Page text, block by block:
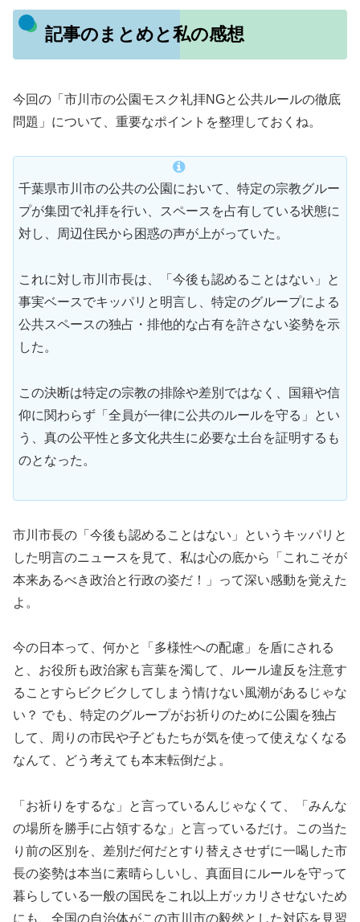
記事のまとめと私の感想
今回の「市川市の公園モスク礼拝NGと公共ルールの徹底
問題」について、重要なポイントを整理しておくね。
千葉県市川市の公共の公園において、特定の宗教グルー
プが集団で礼拝を行い、スペースを占有している状態に
対し、周辺住民から困惑の声が上がっていた。
これに対し市川市長は、「今後も認めることはない」と
事実ベースでキッパリと明言し、特定のグループによる
公共スペースの独占・排他的な占有を許さない姿勢を示
した。
この決断は特定の宗教の排除や差別ではなく、国籍や信
仰に関わらず「全員が一律に公共のルールを守る」とい
う、真の公平性と多文化共生に必要な土台を証明するも
のとなった。
市川市長の「今後も認めることはない」というキッパリと
した明言のニュースを見て、私は心の底から「これこそが
本来あるべき政治と行政の姿だ！」って深い感動を覚えた
よ。
今の日本って、何かと「多様性への配慮」を盾にされる
と、お役所も政治家も言葉を濁して、ルール違反を注意す
ることすらビクビクしてしまう情けない風潮があるじゃな
い？ でも、特定のグループがお祈りのために公園を独占
して、周りの市民や子どもたちが気を使って使えなくなる
なんて、どう考えても本末転倒だよ。
「お祈りをするな」と言っているんじゃなくて、「みんな
の場所を勝手に占領するな」と言っているだけ。この当た
り前の区別を、差別だ何だとすり替えさせずに一喝した市
長の姿勢は本当に素晴らしいし、真面目にルールを守って
暮らしている一般の国民をこれ以上ガッカリさせないため
にも、全国の自治体がこの市川市の毅然とした対応を見習